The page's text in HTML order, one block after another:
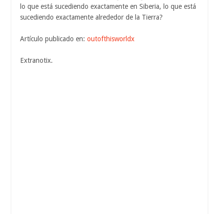
lo que está sucediendo exactamente en Siberia, lo que está
sucediendo exactamente alrededor de la Tierra?
Artículo publicado en: outofthisworldx
Extranotix.